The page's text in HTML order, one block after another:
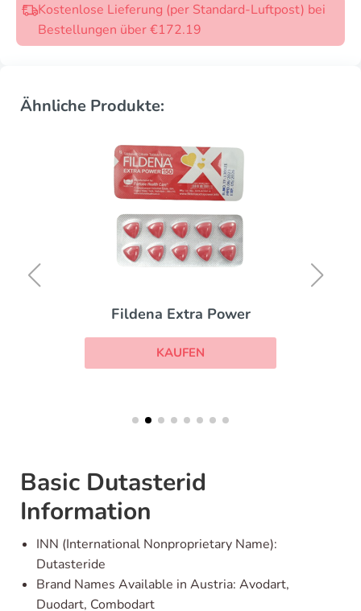
Kostenlose Lieferung (per Standard-Luftpost) bei
Bestellungen über €172.19
Ähnliche Produkte:
Fildena Extra Power
KAUFEN
Basic Dutasterid
Information
INN (International Nonproprietary Name):
Dutasteride
Brand Names Available in Austria: Avodart,
Duodart, Combodart